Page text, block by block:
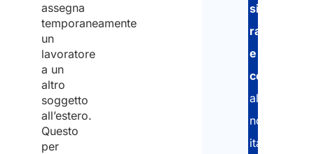
assegna
temporaneamente
un
lavoratore
a un
altro
soggetto
all’estero.
Questo
per
sicura,
rapida
e
conforme
alle
normative
italiane